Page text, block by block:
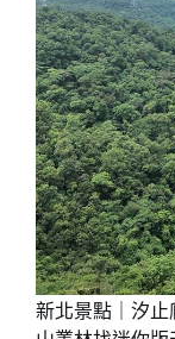
新北景點｜汐